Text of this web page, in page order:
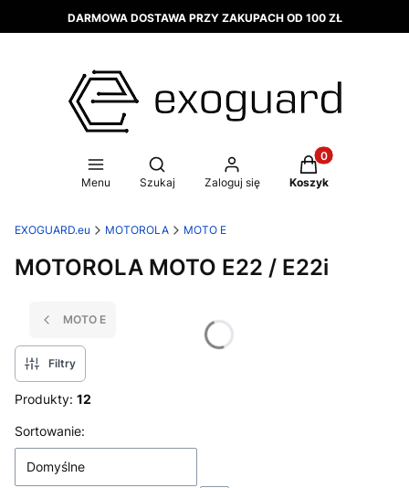
DARMOWA DOSTAWA PRZY ZAKUPACH OD 100 ZŁ
Menu
Otwórz wyszukiwarkę
Szukaj Zaloguj się
Produkty w
Koszyk
EXOGUARD.eu MOTOROLA MOTO E
MOTOROLA MOTO E22 / E22i
MOTO E
Filtry
Produkty: 12
Lista produktów
Sortowanie:
Domyślne